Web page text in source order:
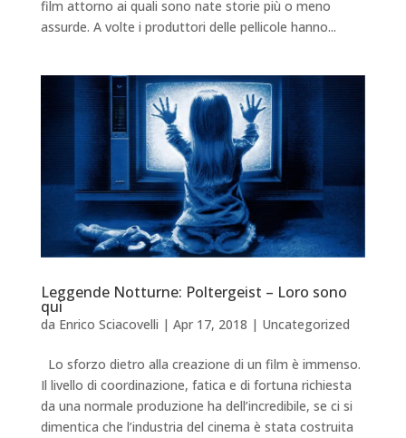
film attorno ai quali sono nate storie più o meno
assurde. A volte i produttori delle pellicole hanno...
Leggende Notturne: Poltergeist – Loro sono
qui
da Enrico Sciacovelli | Apr 17, 2018 | Uncategorized
Lo sforzo dietro alla creazione di un film è immenso.
Il livello di coordinazione, fatica e di fortuna richiesta
da una normale produzione ha dell’incredibile, se ci si
dimentica che l’industria del cinema è stata costruita